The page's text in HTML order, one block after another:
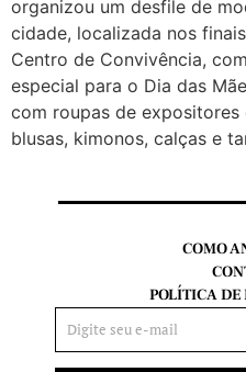
organizou um desfile de
cidade, localizada nos
Centro de Convivência,
especial para o Dia das
com roupas de
blusas, kimonos, calças e
COMO
POLÍTICA DE